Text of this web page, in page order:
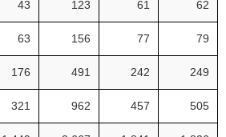
43 123 61 62
63 156 77 79
176 491 242 249
321 962 457 505